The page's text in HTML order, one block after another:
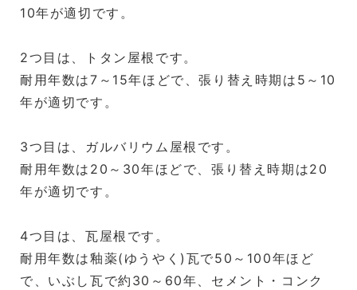
10年が適切です。
2つ目は、トタン屋根です。
耐用年数は7～15年ほどで、張り替え時期は5～10
年が適切です。
3つ目は、ガルバリウム屋根です。
耐用年数は20～30年ほどで、張り替え時期は20
年が適切です。
4つ目は、瓦屋根です。
耐用年数は釉薬(ゆうやく)瓦で50～100年ほど
で、いぶし瓦で約30～60年、セメント・コンク